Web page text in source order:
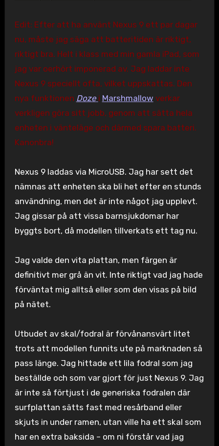
Edit: Efter att ha använt Nexus 9 ett par dagar
nu, måste jag säga att batteritiden är riktigt,
riktigt bra. Helt i klass med min gamla iPad, som
jag var oerhört imponerad av. Jag laddar inte
Nexus 9 speciellt ofta, vilket uppskattas. Den
nya funktionen Doze i Marshmallow verkar
verkligen göra sitt jobb, genom att sätta hela
enheten i vänteläge och därmed spara batteri.
Kanonbra!
Nexus 9 laddas via MicroUSB. Jag har sett det
nämnas att enheten ska bli het efter en stunds
användning, men det är inte något jag upplevt.
Jag gissar på att vissa barnsjukdomar har
byggts bort, då modellen tillverkats ett tag nu.
Jag valde den vita plattan, men färgen är
definitivt mer grå än vit. Inte riktigt vad jag hade
förväntat mig alltså eller som den visas på bild
på nätet.
Utbudet av skal/fodral är förvånansvärt litet
trots att modellen funnits ute på marknaden så
pass länge. Jag hittade ett lila fodral som jag
beställde och som var gjort för just Nexus 9. Jag
är inte så förtjust i de generiska fodralen där
surfplattan sätts fast med resårband eller
skjuts in under ramen, utan ville ha ett skal som
har en extra baksida – om ni förstår vad jag